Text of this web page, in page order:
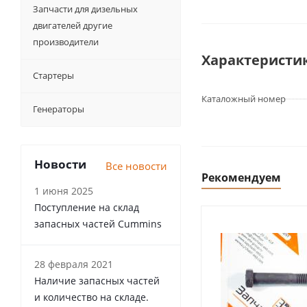
Каталожный номер
Рекомендуем
Запчасти для дизельных
двигателей другие
производители
Стартеры
Генераторы
Новости Все новости
1 июня 2025
Поступление на склад
запасных частей Cummins
28 февраля 2021
Наличие запасных частей
и количество на складе.